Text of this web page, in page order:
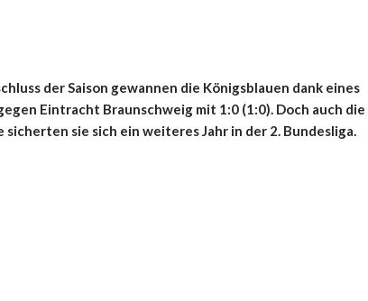
der Saison gewannen die Königsblauen dank eines
Eintracht Braunschweig mit 1:0 (1:0). Doch auch die
sie sich ein weiteres Jahr in der 2. Bundesliga.